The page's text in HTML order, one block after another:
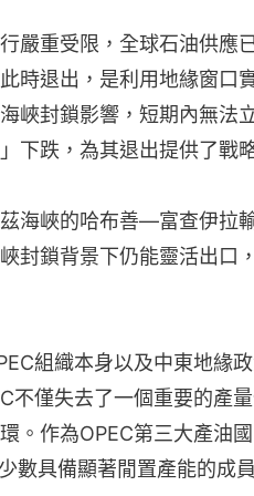
嚴重受限，全球石油供應
時退出，是利用地緣窗口
峽封鎖影響，短期內無法
下跌，為其退出提供了戰
海峽的哈布善—富查伊拉
封鎖背景下仍能靈活出口
組織本身以及中東地緣
不僅失去了一個重要的產
。作為OPEC第三大產油
數具備顯著閒置產能的成